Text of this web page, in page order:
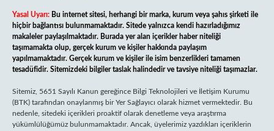
Yasal Uyarı: Bu internet sitesi, herhangi bir marka, kurum veya şahıs şirketi ile
hiçbir bağlantısı bulunmamaktadır. Sitede yalnızca kendi hazırladığımız
makaleler paylaşılmaktadır. Burada yer alan içerikler haber niteliği
taşımamakta olup, gerçek kurum ve kişiler hakkında paylaşım
yapılmamaktadır. Gerçek kurum ve kişiler ile isim benzerlikleri tamamen
tesadüfidir. Sitemizdeki bilgiler taslak halindedir ve tavsiye niteliği taşımazlar.
Sitemiz, 5651 Sayılı Kanun gereğince Bilgi Teknolojileri ve İletişim Kurumu
(BTK) tarafından onaylanmış bir Yer Sağlayıcı olarak hizmet vermektedir. Bu
nedenle, sitedeki içerikleri proaktif olarak denetleme veya araştırma
yükümlülüğümüz bulunmamaktadır. Ancak, üyelerimiz yazdıkları içeriklerin